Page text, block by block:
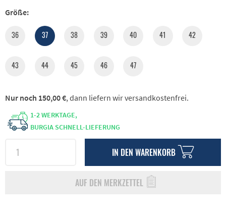
Größe:
36 37 38 39 40 41 42
43 44 45 46 47
1-2 WERKTAGE,
BURGIA SCHNELL-LIEFERUNG
IN DEN WARENKORB
AUF DEN MERKZETTEL
Nur noch 150,00 €, dann liefern wir versandkostenfrei.